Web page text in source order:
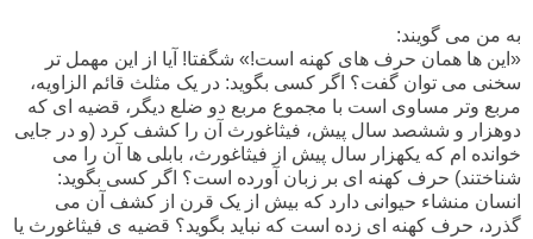
به من می گویند:
«این ها همان حرف های کهنه است!» شگفتا! آیا از این مهمل تر
سخنی می توان گفت؟ اگر کسی بگوید: در یک مثلث قائم الزاویه،
مربع وتر مساوی است با مجموع مربع دو ضلع دیگر، قضیه ای که
دوهزار و ششصد سال پیش، فیثاغورث آن را کشف کرد (و در جایی
خوانده ام که یکهزار سال پیش از فیثاغورث، بابلی ها آن را می
شناختند) حرف کهنه ای بر زبان آورده است؟ اگر کسی بگوید:
انسان منشاء حیوانی دارد که بیش از یک قرن از کشف آن می
گذرد، حرف کهنه ای زده است که نباید بگوید؟ قضیه ی فیثاغورث یا